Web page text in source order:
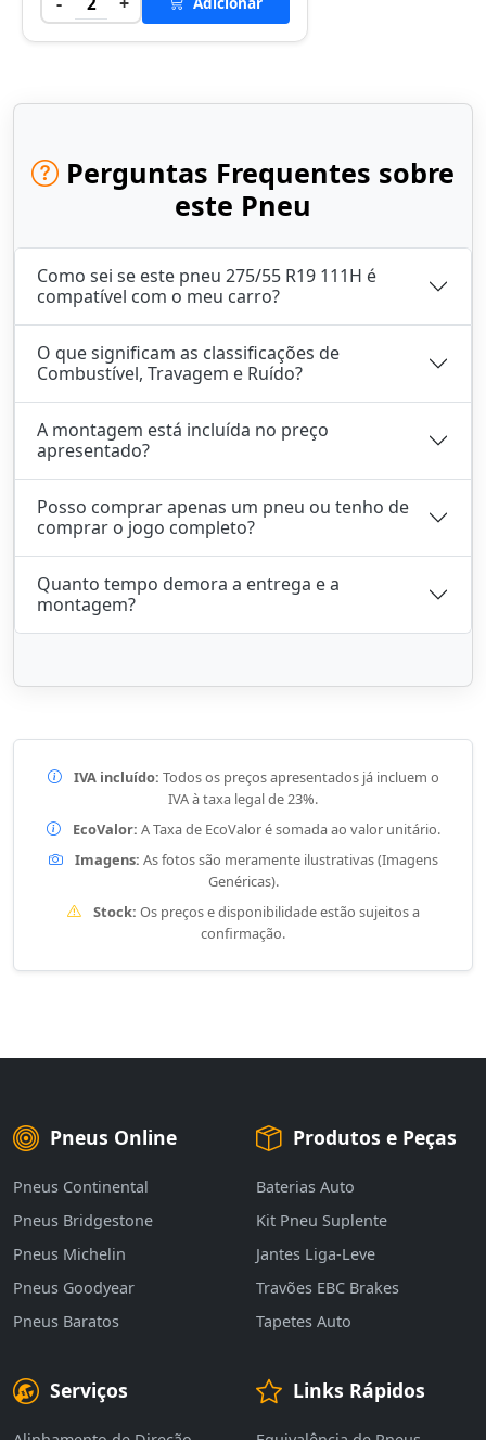
Perguntas Frequentes sobre
este Pneu
Como sei se este pneu 275/55 R19 111H é
compatível com o meu carro?
O que significam as classificações de
Combustível, Travagem e Ruído?
A montagem está incluída no preço
apresentado?
Posso comprar apenas um pneu ou tenho de
comprar o jogo completo?
Quanto tempo demora a entrega e a
montagem?
IVA incluído: Todos os preços apresentados já incluem o
IVA à taxa legal de 23%.
EcoValor: A Taxa de EcoValor é somada ao valor unitário.
Imagens: As fotos são meramente ilustrativas (Imagens
Genéricas).
Stock: Os preços e disponibilidade estão sujeitos a
confirmação.
Pneus Online
Pneus Continental
Pneus Bridgestone
Pneus Michelin
Pneus Goodyear
Pneus Baratos
Produtos e Peças
Baterias Auto
Kit Pneu Suplente
Jantes Liga-Leve
Travões EBC Brakes
Tapetes Auto
Serviços Links Rápidos